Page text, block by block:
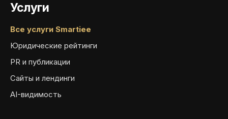
Услуги
Все услуги Smartiee
Юридические рейтинги
PR и публикации
Сайты и лендинги
AI-видимость